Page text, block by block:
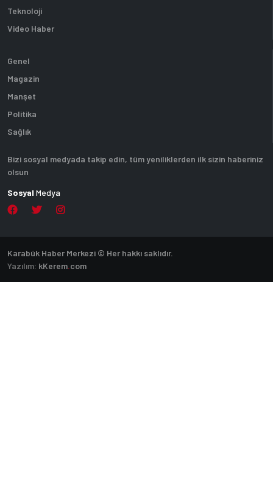
Teknoloji
Video Haber
Genel
Magazin
Manşet
Politika
Sağlık
Bizi sosyal medyada takip edin, tüm yeniliklerden ilk sizin haberiniz
olsun
Sosyal Medya
Karabük Haber Merkezi © Her hakkı saklıdır.
Yazılım: kKerem.com